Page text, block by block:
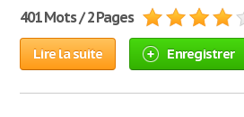
401 Mots / 2 Pages
Lire la suite Enregistrer